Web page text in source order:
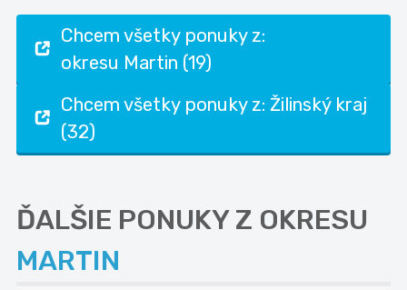
Chcem všetky ponuky z:
okresu Martin (19)
Chcem všetky ponuky z: Žilinský kraj
(32)
ĎALŠIE PONUKY Z OKRESU
MARTIN